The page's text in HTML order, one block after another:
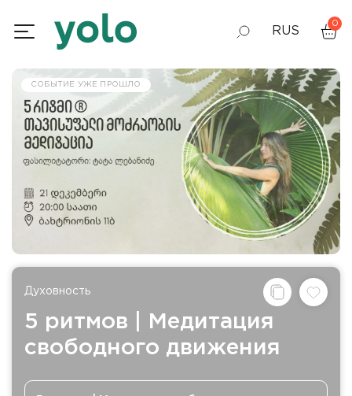
RUS
GEO
ENG
0
СОБЫТИЕ УЖЕ ПРОШЛО
Духовность
5 ритмов | Медитация
свободного движения